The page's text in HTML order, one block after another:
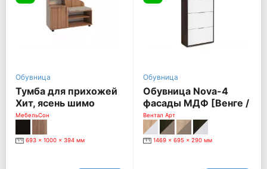
Обувница
Тумба для прихожей
Хит, ясень шимо
темный
МебельСон
693 x 1000 x 394 мм
Обувница
Обувница Nova-4
фасады МДФ [Венге /
Белый глянец]
Вентал Арт
1469 x 695 x 290 мм